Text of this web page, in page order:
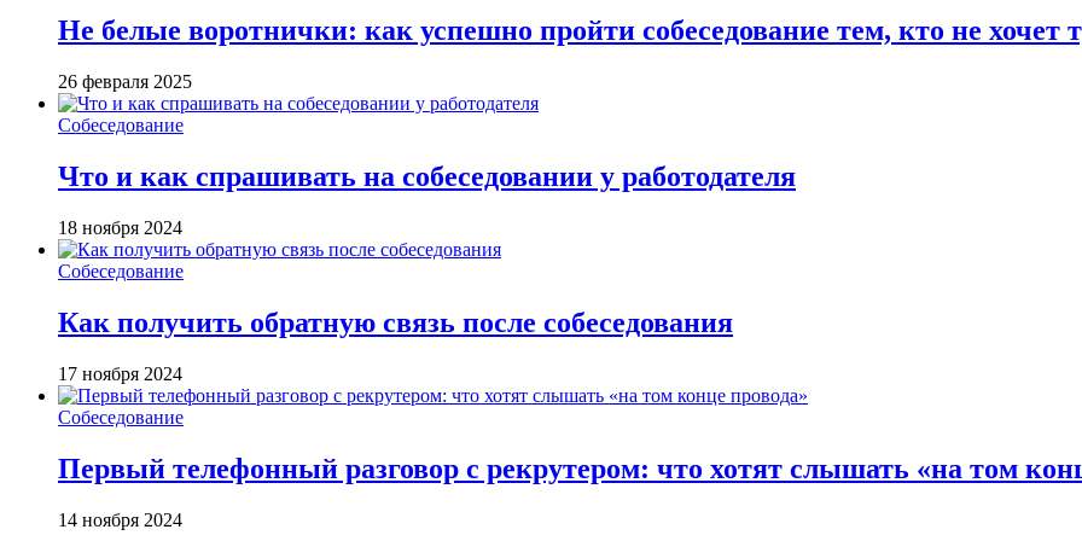
Не белые воротнички: как успешно пройти собеседование тем, кто не хочет
26 февраля 2025
Собеседование
Что и как спрашивать на собеседовании у работодателя
18 ноября 2024
Собеседование
Как получить обратную связь после собеседования
17 ноября 2024
Собеседование
Первый телефонный разговор с рекрутером: что хотят слышать «на том
14 ноября 2024